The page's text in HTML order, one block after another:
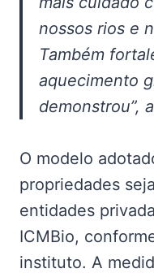
nossos rios e
Também
aquecimento
demonstrou”,
O modelo
propriedades
entidades
ICMBio,
instituto. A